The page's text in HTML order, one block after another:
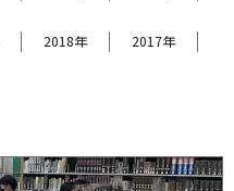
2018年 2017年